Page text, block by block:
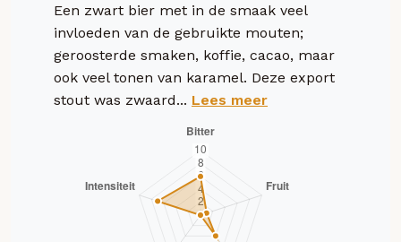
Een zwart bier met in de smaak veel
invloeden van de gebruikte mouten;
geroosterde smaken, koffie, cacao, maar
ook veel tonen van karamel. Deze export
stout was zwaard... Lees meer